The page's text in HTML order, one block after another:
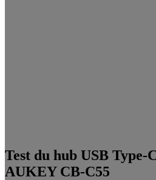
Test du hub USB
AUKEY CB-C55